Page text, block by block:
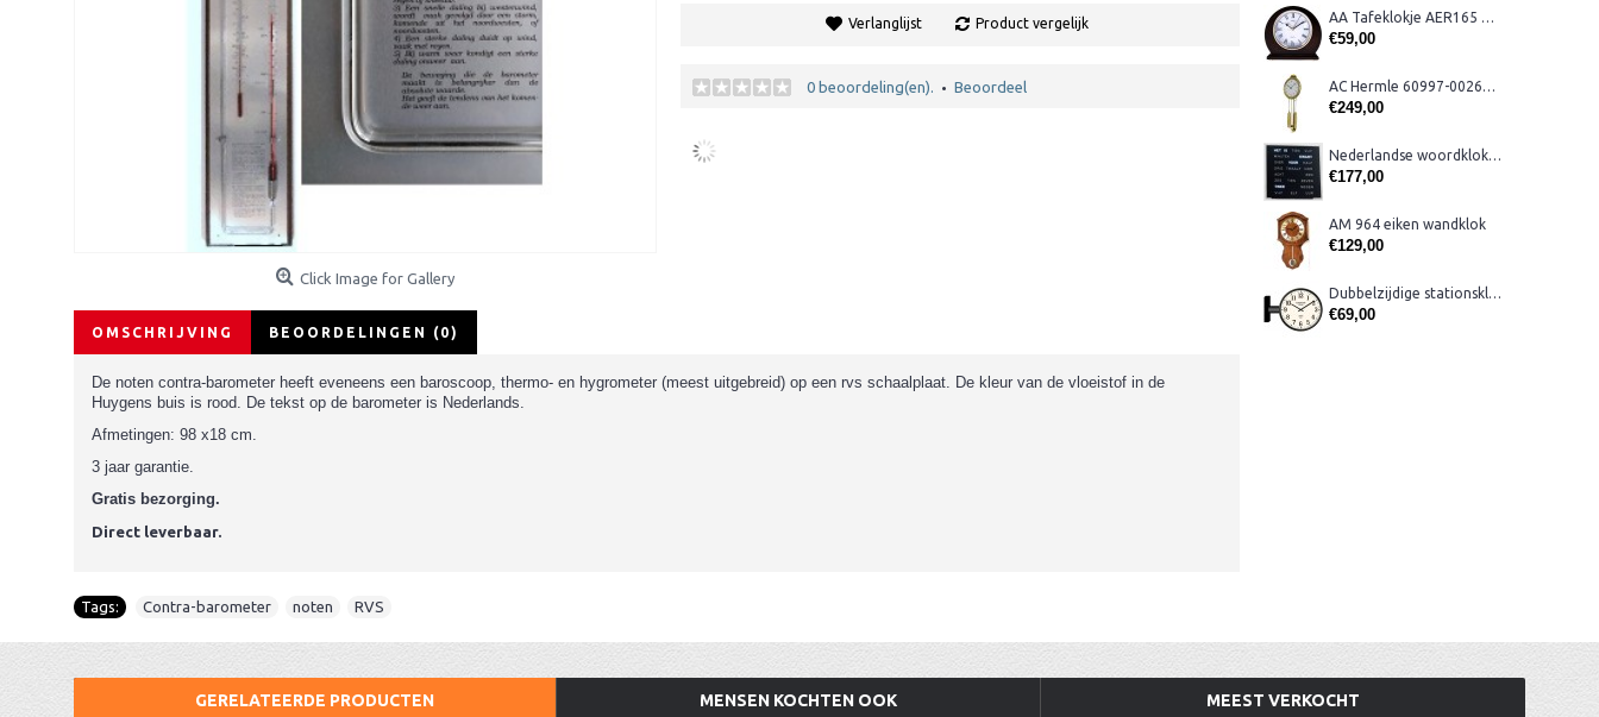
AA Tafeklokje AER165 noten
€59,00
AC Hermle 60997-00261 wandklok
€249,00
Nederlandse woordklok zwart AMS 1265
€177,00
AM 964 eiken wandklok
€129,00
Dubbelzijdige stationsklok metaal 1879
€69,00
Click Image for Gallery
Verlanglijst Product vergelijk
0 beoordeling(en). • Beoordeel
OMSCHRIJVING BEOORDELINGEN (0)
De noten contra-barometer heeft eveneens een baroscoop, thermo- en hygrometer (meest uitgebreid) op een rvs schaalplaat. De kleur van de vloeistof in de
Huygens buis is rood. De tekst op de barometer is Nederlands.
Afmetingen: 98 x18 cm.
3 jaar garantie.
Gratis bezorging.
Direct leverbaar.
Tags: Contra-barometer noten RVS
GERELATEERDE PRODUCTEN MENSEN KOCHTEN OOK MEEST VERKOCHT